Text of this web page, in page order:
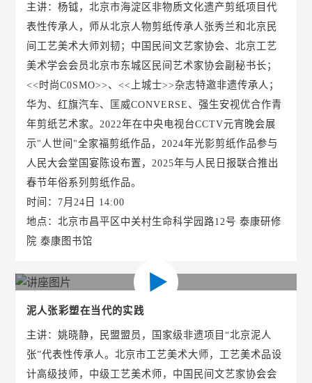
主讲：杨钺，北京市海淀区非物质文化遗产剪纸项目代
表性传承人，师从北京人物剪纸传承人张秀兰和北京民
间工艺美术大师刘韧；中国民间文艺家协会、北京工艺
美术学会会员北京市东城区民间艺术家协会副秘书长；
<<时尚C0SMO>>、<<上城士>>杂志特邀非遗传承人；
华为、红旗汽车、匡威CONVERSE、强生安视优合作青
年剪纸艺术家。2022年在中央电视台CCTV元宵晚会展
示"人世间"全家福剪纸作品，2024年光影剪纸作品参与
人民大会堂国宴陈设布置，2025年与人民日报联合推出
春节年俗系列剪纸作品。
时间：7月24日 14:00
地点：北京市昌平区中关村生命科学园路12号 泰康研修
院 泰康图书馆
泥人张彩塑在当代的实践
主讲：姚晓静，民盟盟员，国家级非遗项目“北京泥人
张”代表性传承人。北京市工艺美术大师，工艺美术品设
计高级技师，中级工艺美术师，中国民间文艺家协会会